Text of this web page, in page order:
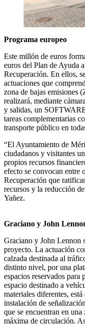
Programa europeo
Este millón de euros
euros del Plan de Ayuda
Recuperación. En ellos,
actuaciones que
zona de bajas emisiones
realizará, mediante
y salidas, un
tareas complementarias
transporte público en
“El Ayuntamiento de
ciudadanos y visitantes
propios recursos
efecto se convocan entre
Recuperación que
recursos y la reducción
Yañez.
Graciano y John
Graciano y John Lennon
proyecto. La actuación
calzada destinada al
distinto nivel, por una
espacios reservados
espacio destinado a
materiales diferentes,
instalación de
que se encuentran en
máxima de circulación.